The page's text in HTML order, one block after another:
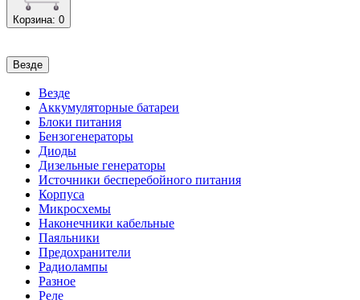
Корзина: 0
Везде
Везде
Аккумуляторные батареи
Блоки питания
Бензогенераторы
Диоды
Дизельные генераторы
Источники бесперебойного питания
Корпуса
Микросхемы
Наконечники кабельные
Паяльники
Предохранители
Радиолампы
Разное
Реле